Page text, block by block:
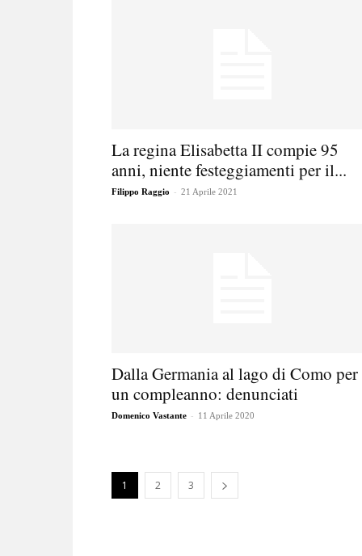
La regina Elisabetta II compie 95
anni, niente festeggiamenti per il...
Filippo Raggio - 21 Aprile 2021
Dalla Germania al lago di Como per
un compleanno: denunciati
Domenico Vastante - 11 Aprile 2020
1 2 3